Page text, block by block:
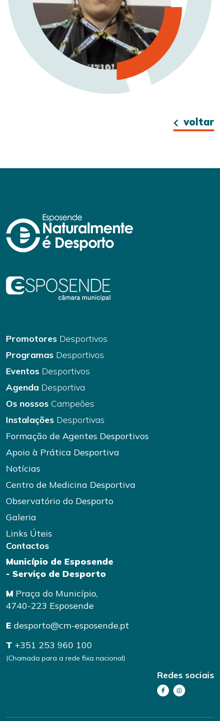
voltar
Promotores Desportivos
Programas Desportivos
Eventos Desportivos
Agenda Desportiva
Os nossos Campeões
Instalações Desportivas
Formação de Agentes Desportivos
Apoio à Prática Desportiva
Notícias
Centro de Medicina Desportiva
Observatório do Desporto
Galeria
Links Úteis
Contactos
Município de Esposende
- Serviço de Desporto
M Praça do Município,
4740-223 Esposende
E desporto@cm-esposende.pt
T +351 253 960 100
(Chamada para a rede fixa nacional)
Redes sociais